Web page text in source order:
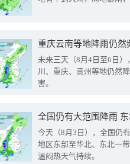
重庆云南等地降雨仍然
未来三天（8月4日至6日
川、重庆、贵州等地仍然
害。
全国仍有大范围降雨
今天（8月3日），全国仍
地区东部至华北、东北一
温闷热天气持续。